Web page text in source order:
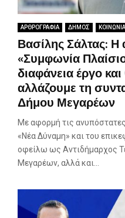
ΑΡΘΡΟΓΡΑΦΙΑ ΔΗΜΟΣ ΚΟΙΝΩΝΙΑ
Βασίλης Σάλτας: Η
«Συμφωνία
διαφάνεια έργο
αλλάζουμε τη
Δήμου Μεγαρέων
Με αφορμή τις
«Νέα Δύναμη» και του
οφείλω ως Αντιδήμαρχος
Μεγαρέων, αλλά και...